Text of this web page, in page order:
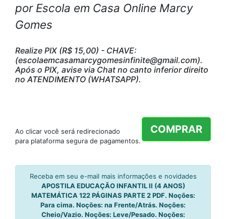
por Escola em Casa Online Marcy
Gomes
Realize PIX (R$ 15,00) - CHAVE:
(escolaemcasamarcygomesinfinite@gmail.com).
Após o PIX, avise via Chat no canto inferior direito
no ATENDIMENTO (WHATSAPP).
COMPRAR
Ao clicar você será redirecionado
para plataforma segura de pagamentos.
Receba em seu e-mail mais informações e novidades
APOSTILA EDUCAÇÃO INFANTIL II (4 ANOS)
MATEMÁTICA 122 PÁGINAS PARTE 2 PDF. Noções:
Para cima. Noções: na Frente/Atrás. Noções:
Cheio/Vazio. Noções: Leve/Pesado. Noções: